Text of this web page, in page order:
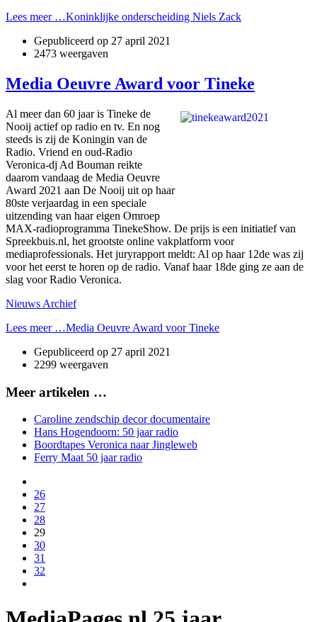
Lees meer …Koninklijke onderscheiding Niels Zack
Gepubliceerd op 27 april 2021
2473 weergaven
Media Oeuvre Award voor Tineke
Al meer dan 60 jaar is Tineke de
Nooij actief op radio en tv. En nog
steeds is zij de Koningin van de
Radio. Vriend en oud-Radio
Veronica-dj Ad Bouman reikte
daarom vandaag de Media Oeuvre
Award 2021 aan De Nooij uit op haar
80ste verjaardag in een speciale
uitzending van haar eigen Omroep
MAX-radioprogramma TinekeShow. De prijs is een initiatief van
Spreekbuis.nl, het grootste online vakplatform voor
mediaprofessionals. Het juryrapport meldt: Al op haar 12de was zij
voor het eerst te horen op de radio. Vanaf haar 18de ging ze aan de
slag voor Radio Veronica.
Nieuws Archief
Lees meer …Media Oeuvre Award voor Tineke
Gepubliceerd op 27 april 2021
2299 weergaven
Meer artikelen …
Caroline zendschip decor documentaire
Hans Hogendoorn: 50 jaar radio
Boordtapes Veronica naar Jingleweb
Ferry Maat 50 jaar radio
26
27
28
29
30
31
32